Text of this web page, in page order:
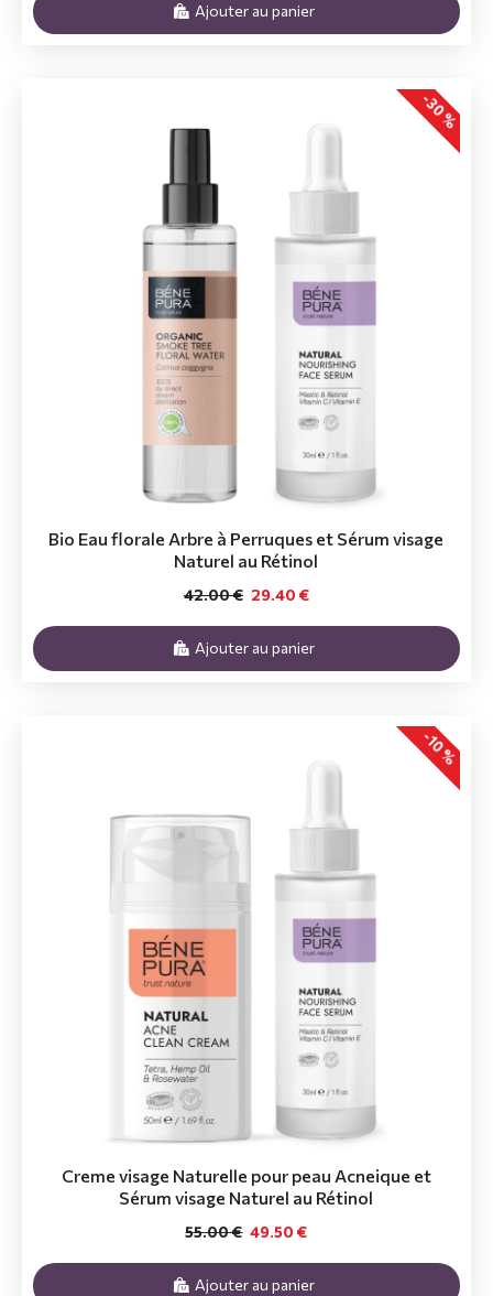
Ajouter au panier
-30 %
Bio Eau florale Arbre à Perruques et Sérum visage
Naturel au Rétinol
29.40 €
42.00 €
Ajouter au panier
-10 %
Creme visage Naturelle pour peau Acneique et
Sérum visage Naturel au Rétinol
49.50 €
55.00 €
Ajouter au panier